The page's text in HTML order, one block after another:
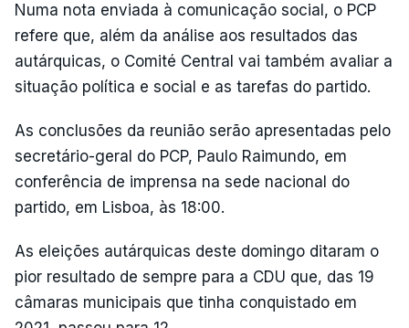
Numa nota enviada à comunicação social, o PCP
refere que, além da análise aos resultados das
autárquicas, o Comité Central vai também avaliar a
situação política e social e as tarefas do partido.
As conclusões da reunião serão apresentadas pelo
secretário-geral do PCP, Paulo Raimundo, em
conferência de imprensa na sede nacional do
partido, em Lisboa, às 18:00.
As eleições autárquicas deste domingo ditaram o
pior resultado de sempre para a CDU que, das 19
câmaras municipais que tinha conquistado em